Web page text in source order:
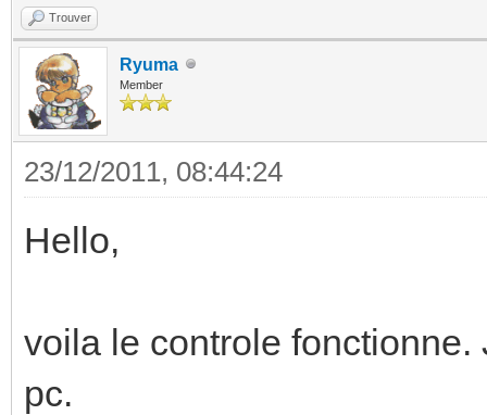
Trouver
Ryuma
Member
23/12/2011, 08:44:24
Hello,
voila le controle
pc.